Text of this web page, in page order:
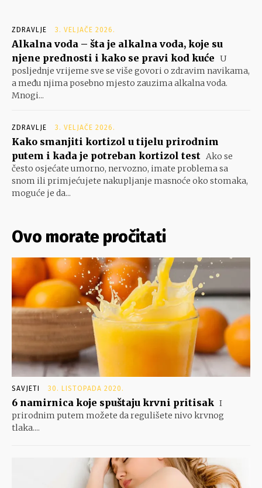
ZDRAVLJE 3. VELJAČE 2026.
Alkalna voda – šta je alkalna voda, koje su
njene prednosti i kako se pravi kod kuće U
posljednje vrijeme sve se više govori o zdravim navikama,
a među njima posebno mjesto zauzima alkalna voda.
Mnogi...
ZDRAVLJE 3. VELJAČE 2026.
Kako smanjiti kortizol u tijelu prirodnim
putem i kada je potreban kortizol test Ako se
često osjećate umorno, nervozno, imate problema sa
snom ili primjećujete nakupljanje masnoće oko stomaka,
moguće je da...
Ovo morate pročitati
SAVJETI 30. LISTOPADA 2020.
6 namirnica koje spuštaju krvni pritisak I
prirodnim putem možete da regulišete nivo krvnog
tlaka....